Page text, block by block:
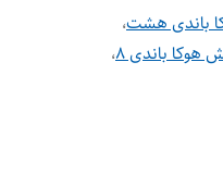
باندی هشت،
هوکا باندی ۸ ،